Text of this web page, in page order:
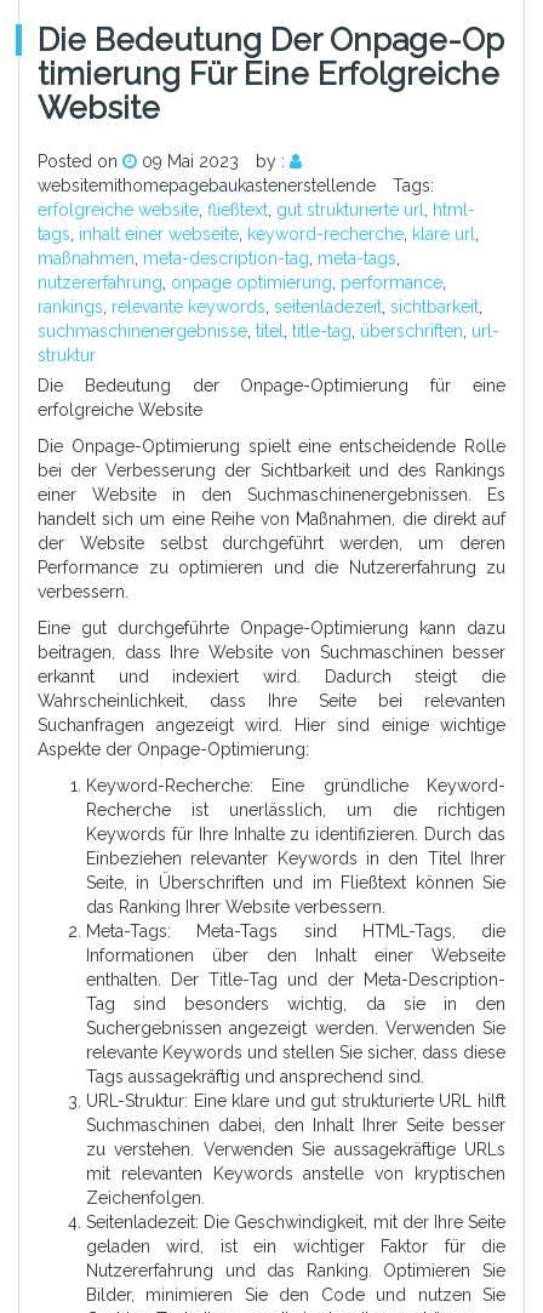
Die Bedeutung Der Onpage-Op
Timierung Für Eine Erfolgreiche
Website
Posted on 09 Mai 2023
by :
websitemithomepagebaukastenerstellende
Tags:
erfolgreiche website fließtext gut strukturierte url
html-
tags inhalt einer webseite keyword-recherche klare url
maßnahmen meta-description-tag meta-tags
nutzererfahrung onpage optimierung performance
rankings relevante keywords seitenladezeit sichtbarkeit
suchmaschinenergebnisse titel title-tag überschriften url-
struktur
Die Bedeutung der Onpage-Optimierung für eine
erfolgreiche Website
Die Onpage-Optimierung spielt eine entscheidende Rolle
bei der Verbesserung der Sichtbarkeit und des Rankings
einer Website in den Suchmaschinenergebnissen. Es
handelt sich um eine Reihe von Maßnahmen, die direkt auf
der Website selbst durchgeführt werden, um deren
Performance zu optimieren und die Nutzererfahrung zu
verbessern.
Eine gut durchgeführte Onpage-Optimierung kann dazu
beitragen, dass Ihre Website von Suchmaschinen besser
erkannt und indexiert wird. Dadurch steigt die
Wahrscheinlichkeit, dass Ihre Seite bei relevanten
Suchanfragen angezeigt wird. Hier sind einige wichtige
Aspekte der Onpage-Optimierung:
Keyword-Recherche: Eine gründliche Keyword-
Recherche ist unerlässlich, um die richtigen
Keywords für Ihre Inhalte zu identifizieren. Durch das
Einbeziehen relevanter Keywords in den Titel Ihrer
Seite, in Überschriften und im Fließtext können Sie
das Ranking Ihrer Website verbessern.
Meta-Tags: Meta-Tags sind HTML-Tags, die
Informationen über den Inhalt einer Webseite
enthalten. Der Title-Tag und der Meta-Description-
Tag sind besonders wichtig, da sie in den
Suchergebnissen angezeigt werden. Verwenden Sie
relevante Keywords und stellen Sie sicher, dass diese
Tags aussagekräftig und ansprechend sind.
URL-Struktur: Eine klare und gut strukturierte URL hilft
Suchmaschinen dabei, den Inhalt Ihrer Seite besser
zu verstehen. Verwenden Sie aussagekräftige URLs
mit relevanten Keywords anstelle von kryptischen
Zeichenfolgen.
Seitenladezeit: Die Geschwindigkeit, mit der Ihre Seite
geladen wird, ist ein wichtiger Faktor für die
Nutzererfahrung und das Ranking. Optimieren Sie
Bilder, minimieren Sie den Code und nutzen Sie